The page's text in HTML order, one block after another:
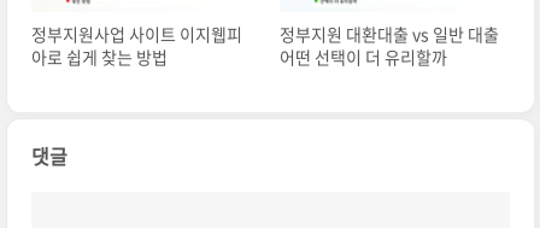
정부지원사업 사이트 이지웹피
아로 쉽게 찾는 방법
정부지원 대환대출 vs 일반 대출
어떤 선택이 더 유리할까
댓글